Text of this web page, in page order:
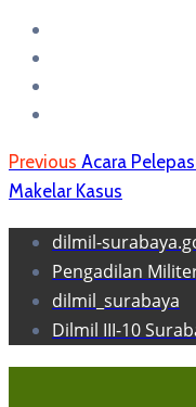
Previous Acara
Makelar Kasus
dilmil-
Pengadilan
dilmil_surabaya
Dilmil III-10